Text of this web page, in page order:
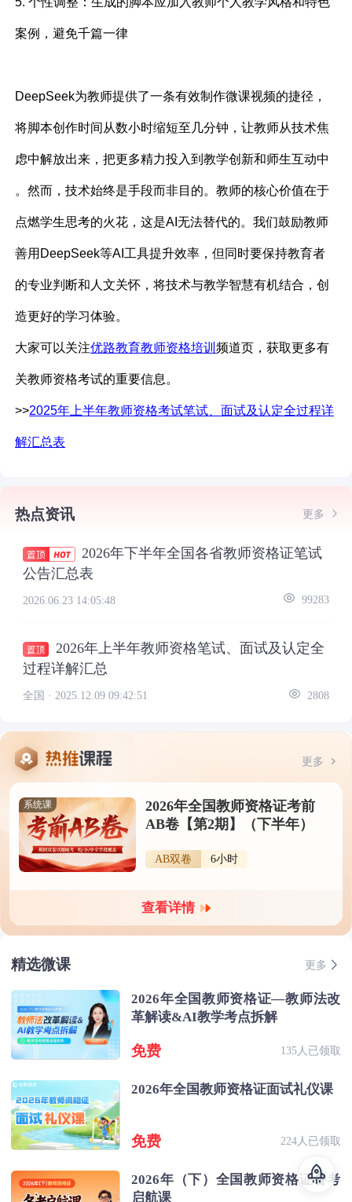
案例，避免千篇一律
DeepSeek为教师提供了一条有效制作微课视频的捷径，
将脚本创作时间从数小时缩短至几分钟，让教师从技术焦
虑中解放出来，把更多精力投入到教学创新和师生互动中
。然而，技术始终是手段而非目的。教师的核心价值在于
点燃学生思考的火花，这是AI无法替代的。我们鼓励教师
善用DeepSeek等AI工具提升效率，但同时要保持教育者
的专业判断和人文关怀，将技术与教学智慧有机结合，创
造更好的学习体验。
大家可以关注优路教育教师资格培训频道页，获取更多有
关教师资格考试的重要信息。
>>2025年上半年教师资格考试笔试、面试及认定全过程详
解汇总表
热点资讯 更多
2026年下半年全国各省教师资格证笔试
公告汇总表
2026.06.23 14:05:48 99283
2026年上半年教师资格笔试、面试及认定全
过程详解汇总
全国 · 2025.12.09 09:42:51 2808
更多
系统课
2026年全国教师资格证考前
AB卷【第2期】（下半年）
AB双卷 6小时
查看详情
精选微课 更多
2026年全国教师资格证—教师法改
革解读&AI教学考点拆解
免费 135人已领取
2026年全国教师资格证面试礼仪课
免费 224人已领取
2026年（下）全国教师资格证备考
启航课